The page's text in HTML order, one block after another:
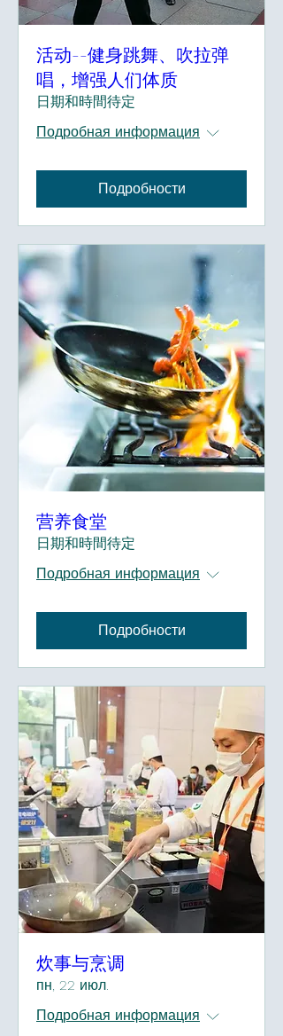
活动--健身跳舞、吹拉弹
唱，增强人们体质
日期和時間待定
Подробная информация
Подробности
营养食堂
日期和時間待定
Подробная информация
Подробности
炊事与烹调
пн, 22 июл.
Подробная информация